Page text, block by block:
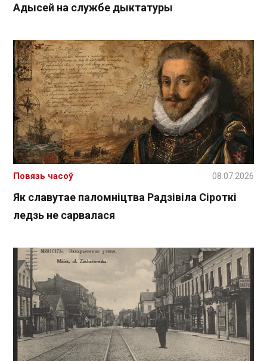
Адысей на службе дыктатуры
Як славутае паломніцтва Радзівіла Сіроткі
ледзь не сарвалася
Повязь часоў 08.07.2026